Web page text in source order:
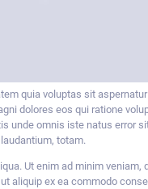
quia voluptas sit
dolores eos qui ratione
unde omnis iste natus error
totam.
Ut enim ad minim veniam,
aliquip ex ea commodo